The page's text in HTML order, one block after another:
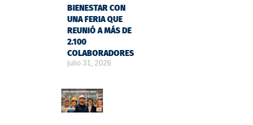
BIENESTAR CON
UNA FERIA QUE
REUNIÓ A MÁS DE
2.100
COLABORADORES
julio 31, 2026